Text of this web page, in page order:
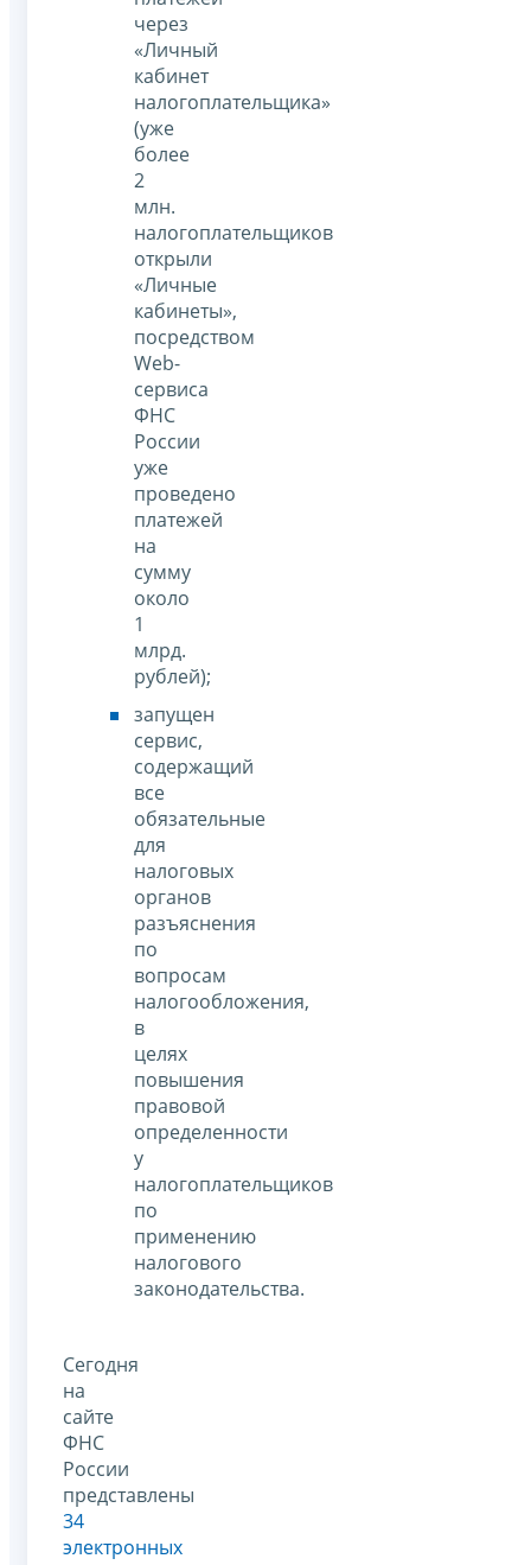
через
«Личный
кабинет
налогоплательщика»
(уже
более
2
млн.
налогоплательщиков
открыли
«Личные
кабинеты»,
посредством
Web-
сервиса
ФНС
России
уже
проведено
платежей
на
сумму
около
1
млрд.
рублей);
запущен
сервис,
содержащий
все
обязательные
для
налоговых
органов
разъяснения
по
вопросам
налогообложения,
в
целях
повышения
правовой
определенности
у
налогоплательщиков
по
применению
налогового
законодательства.
Сегодня
на
сайте
ФНС
России
представлены
34
электронных